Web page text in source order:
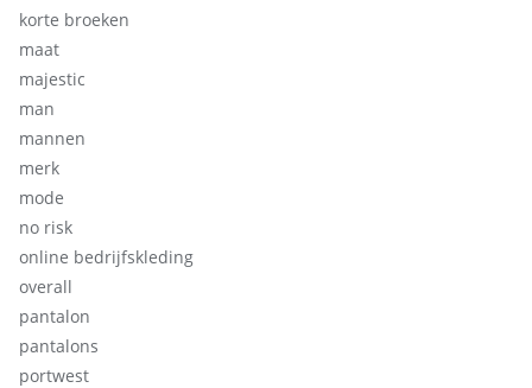
korte broeken
maat
majestic
man
mannen
merk
mode
no risk
online bedrijfskleding
overall
pantalon
pantalons
portwest